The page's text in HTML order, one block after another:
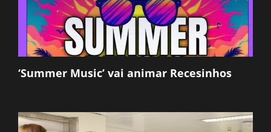
‘Summer Music’ vai animar Recesinhos